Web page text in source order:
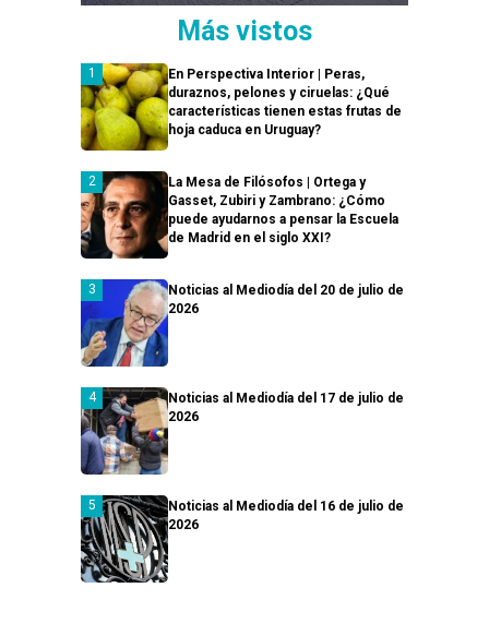
Más vistos
En Perspectiva Interior | Peras,
duraznos, pelones y ciruelas: ¿Qué
características tienen estas frutas de
hoja caduca en Uruguay?
La Mesa de Filósofos | Ortega y
Gasset, Zubiri y Zambrano: ¿Cómo
puede ayudarnos a pensar la Escuela
de Madrid en el siglo XXI?
Noticias al Mediodía del 20 de julio de
2026
Noticias al Mediodía del 17 de julio de
2026
Noticias al Mediodía del 16 de julio de
2026